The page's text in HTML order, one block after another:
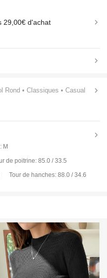
29,00€ d'achat
Rond• Classiques• Casual
M
de poitrine: 85.0 / 33.5
Tour de hanches: 88.0 / 34.6